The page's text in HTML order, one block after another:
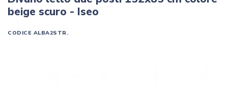
beige scuro - Iseo
CODICE ALBA2STR.